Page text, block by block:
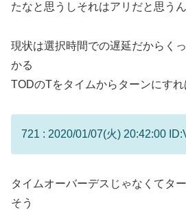
たなと思うしそれはアリだと思う
現状は選択時間での遅延だからく
かる
TODのTをタイムからターンにすれ
721 : 2020/01/07(火) 20:42:00
タイムオーバーデスじゃなくてタ
そう